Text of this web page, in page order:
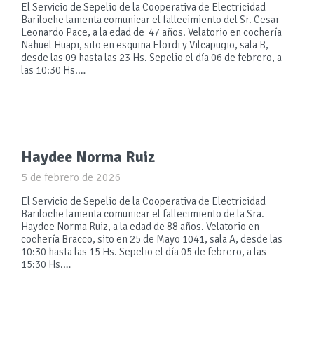
El Servicio de Sepelio de la Cooperativa de Electricidad
Bariloche lamenta comunicar el fallecimiento del Sr. Cesar
Leonardo Pace, a la edad de 47 años. Velatorio en cochería
Nahuel Huapi, sito en esquina Elordi y Vilcapugio, sala B,
desde las 09 hasta las 23 Hs. Sepelio el día 06 de febrero, a
las 10:30 Hs.…
Haydee Norma Ruiz
5 de febrero de 2026
El Servicio de Sepelio de la Cooperativa de Electricidad
Bariloche lamenta comunicar el fallecimiento de la Sra.
Haydee Norma Ruiz, a la edad de 88 años. Velatorio en
cochería Bracco, sito en 25 de Mayo 1041, sala A, desde las
10:30 hasta las 15 Hs. Sepelio el día 05 de febrero, a las
15:30 Hs.…